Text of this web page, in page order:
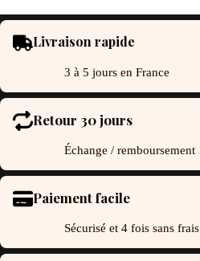
Livraison rapide
3 à 5 jours en France
Retour 30 jours
Échange / remboursement
Paiement facile
Sécurisé et 4 fois sans frais